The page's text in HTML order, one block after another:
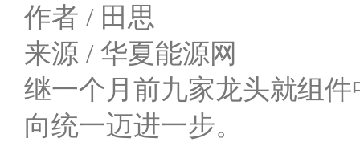
作者 / 田思
来源 / 华夏能源网
继一个月前九家龙头就组
向统一迈进一步。